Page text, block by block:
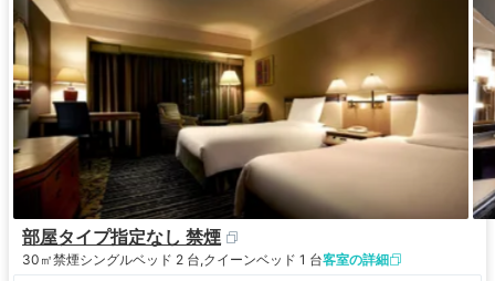
部屋タイプ指定なし 禁煙
30㎡禁煙シングルベッド 2 台,クイーンベッド 1 台客室の詳細